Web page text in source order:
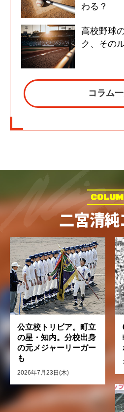
わる？
高校野球
ク、その
コラム
二宮清純
公立校トリビア。町立
の星・知内。分校出身
の元メジャーリーガー
も
2026年7月23日(木)